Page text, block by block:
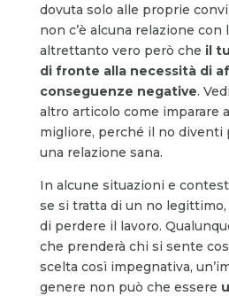
dovuta solo alle proprie
non c’è alcuna relazione con
altrettanto vero però che il
di fronte alla necessità di
conseguenze negative.
altro articolo come imparare
migliore, perché il no diventi
una relazione sana.
In alcune situazioni e
se si tratta di un no
di perdere il lavoro.
che prenderà chi si sente
scelta così impegnativa,
genere non può che essere